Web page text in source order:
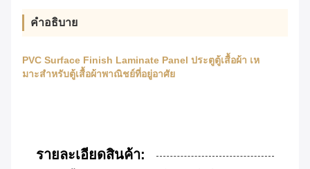
คําอธิบาย
PVC Surface Finish Laminate Panel ประตูตู้เสื้อผ้า เห
มาะสําหรับตู้เสื้อผ้าพาณิชย์ที่อยู่อาศัย
รายละเอียดสินค้า: